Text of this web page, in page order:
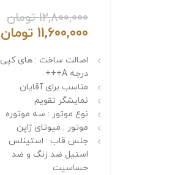
12,800,000 تومان
11,600,000 تومان
اصالت ساخت : های کپی
درجه A+++
مناسب برای آقایان
نمایشگر تقویم
نوع موتور : سه موتوره
موتور : میوتای ژاپن
جنس قاب : استینلس
استیل ضد زنگ و ضد
حساسیت